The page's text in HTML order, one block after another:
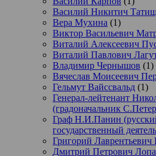
Василий Никитич
Вера Мухина (1)
Виктор Васильевич
Виталий Алексеевич
Виталий Павлович
Владимир Чернышов (1)
Вячеслав Моисеевич
Гельмут Вайссвальд (1)
Генерал-лейтенант
(градоначальник
Граф Н.И.Панин
государственный
Григорий Лаврентьевич
Дмитрий Петрович